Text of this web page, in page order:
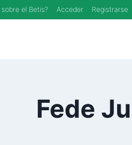
el Betis? Acceder Registrarse
Fede